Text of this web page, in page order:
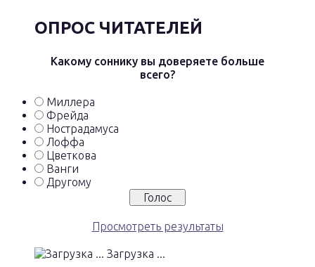
ОПРОС ЧИТАТЕЛЕЙ
Какому соннику вы доверяете больше
всего?
Миллера
Фрейда
Нострадамуса
Лоффа
Цветкова
Ванги
Другому
Просмотреть результаты
Загрузка ...